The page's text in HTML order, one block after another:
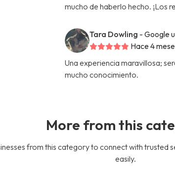
mucho de haberlo hecho. ¡Los
Tara Dowling - Google
Hace 4
Una experiencia maravillosa;
mucho conocimiento.
More from this
from this category to connect with trusted
easily.